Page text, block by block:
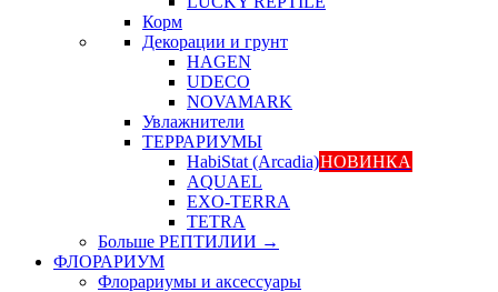
Корм
Декорации и грунт
HAGEN
UDECO
NOVAMARK
Увлажнители
ТЕРРАРИУМЫ
HabiStat (Arcadia)НОВИНКА
AQUAEL
EXO-TERRA
TETRA
Больше РЕПТИЛИИ →
ФЛОРАРИУМ
Флорариумы и аксессуары